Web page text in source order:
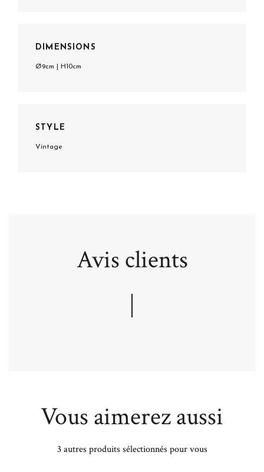
DIMENSIONS
Ø9cm | H10cm
STYLE
Vintage
Avis clients
Vous aimerez aussi
3 autres produits sélectionnés pour vous